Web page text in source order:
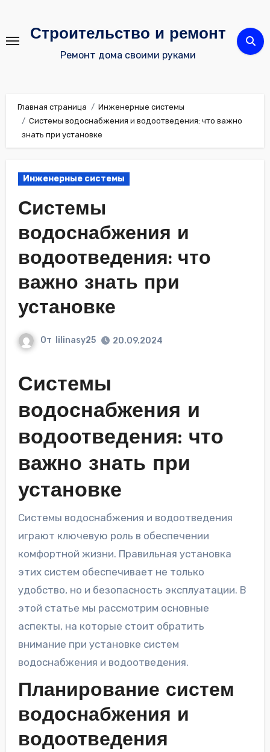
содержимому
Строительство и ремонт
Ремонт дома своими руками
Главная страница
Инженерные системы
Системы водоснабжения и водоотведения: что важно
знать при установке
Инженерные системы
Системы
водоснабжения и
водоотведения: что
важно знать при
установке
От lilinasy25 20.09.2024
Системы
водоснабжения и
водоотведения: что
важно знать при
установке
Системы водоснабжения и водоотведения
играют ключевую роль в обеспечении
комфортной жизни. Правильная установка
этих систем обеспечивает не только
удобство, но и безопасность эксплуатации. В
этой статье мы рассмотрим основные
аспекты, на которые стоит обратить
внимание при установке систем
водоснабжения и водоотведения.
Планирование систем
водоснабжения и
водоотведения